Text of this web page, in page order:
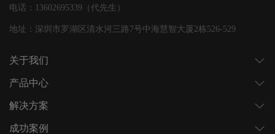
关于我们
产品中心
解决方案
成功案例
电话：13602695339（代先生）
地址：深圳市罗湖区清水河三路7号中海慧智大厦2栋526-529